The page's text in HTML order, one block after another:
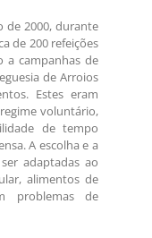
de 2000, durante
de 200 refeições
a campanhas de
de Arroios
Estes eram
voluntário,
de tempo
A escolha e a
adaptadas ao
alimentos de
problemas de